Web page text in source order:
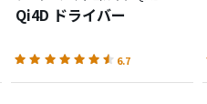
Qi4D ドライバー
6.7